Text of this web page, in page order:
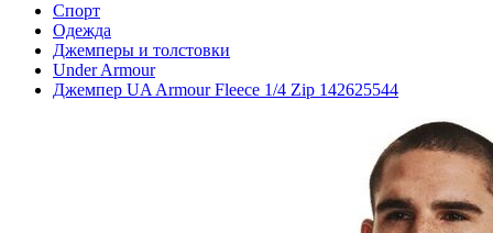
Спорт
Одежда
Джемперы и толстовки
Under Armour
Джемпер UA Armour Fleece 1/4 Zip 142625544